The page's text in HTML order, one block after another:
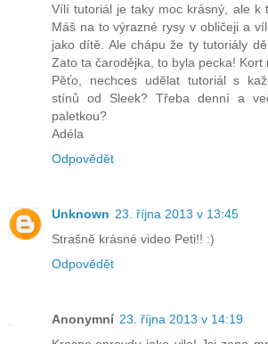
Vílí tutoriál je taky moc krásný, ale k
Máš na to výrazné rysy v obličeji a
jako dítě. Ale chápu že ty tutoriály
Zato ta čarodějka, to byla pecka! Kort
Pěťo, nechces udělat tutoriál s
stínů od Sleek? Třeba denní a
paletkou?
Adéla
Odpovědět
Unknown 23. října 2013 v 13:45
Strašně krásné video Peti!! :)
Odpovědět
Anonymní 23. října 2013 v 14:19